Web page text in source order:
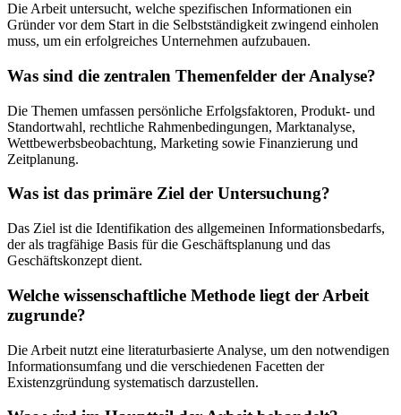
Die Arbeit untersucht, welche spezifischen Informationen ein
Gründer vor dem Start in die Selbstständigkeit zwingend einholen
muss, um ein erfolgreiches Unternehmen aufzubauen.
Was sind die zentralen Themenfelder der Analyse?
Die Themen umfassen persönliche Erfolgsfaktoren, Produkt- und
Standortwahl, rechtliche Rahmenbedingungen, Marktanalyse,
Wettbewerbsbeobachtung, Marketing sowie Finanzierung und
Zeitplanung.
Was ist das primäre Ziel der Untersuchung?
Das Ziel ist die Identifikation des allgemeinen Informationsbedarfs,
der als tragfähige Basis für die Geschäftsplanung und das
Geschäftskonzept dient.
Welche wissenschaftliche Methode liegt der Arbeit
zugrunde?
Die Arbeit nutzt eine literaturbasierte Analyse, um den notwendigen
Informationsumfang und die verschiedenen Facetten der
Existenzgründung systematisch darzustellen.